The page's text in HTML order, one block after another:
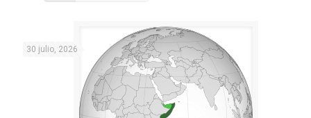
30 julio, 2026